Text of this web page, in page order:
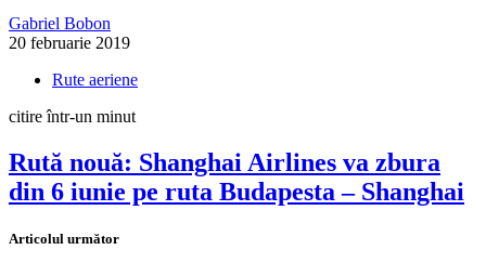
Gabriel Bobon
20 februarie 2019
Rute aeriene
citire într-un minut
Rută nouă: Shanghai Airlines va zbura
din 6 iunie pe ruta Budapesta – Shanghai
Articolul următor